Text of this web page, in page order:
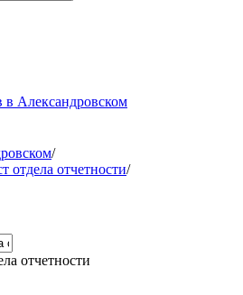
в Александровском
/
отдела отчетности/
отчетности